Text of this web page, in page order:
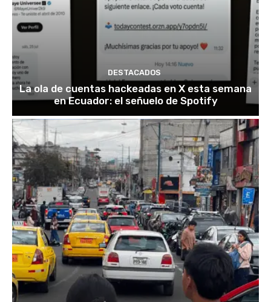
DESTACADOS
La ola de cuentas hackeadas en X esta semana
en Ecuador: el señuelo de Spotify